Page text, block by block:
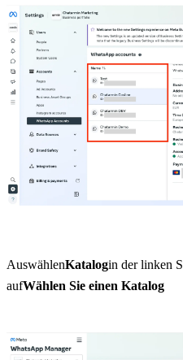
AuswählenKatalogin der linken
aufWählen Sie einen Katalog